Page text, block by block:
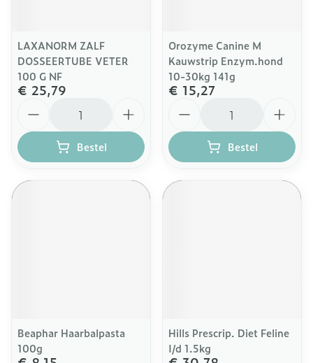
LAXANORM ZALF
DOSSEERTUBE VETER
100 G NF
€ 25,79
Bestel
Orozyme Canine M
Kauwstrip Enzym.hond
10-30kg 141g
€ 15,27
Bestel
Beaphar Haarbalpasta
100g
Hills Prescrip. Diet Feline
I/d 1.5kg